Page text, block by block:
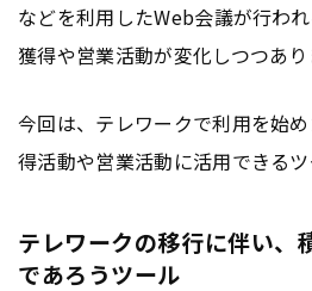
などを利用したWeb会議が行わ
獲得や営業活動が変化しつつあり
今回は、テレワークで利用を始
得活動や営業活動に活用できるツ
テレワークの移行に伴い、
であろうツール